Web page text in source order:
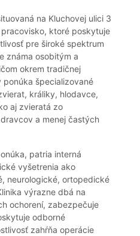
na Kluchovej ulici 3
ktoré poskytuje
pre široké spektrum
známa osobitým a
okrem tradičnej
špecializované
králiky, hlodavce,
aj zvieratá zo
a menej častých
patria interná
vyšetrenia ako
neurologické, ortopedické
výrazne dbá na
ochorení, zabezpečuje
odborné
zahŕňa operácie